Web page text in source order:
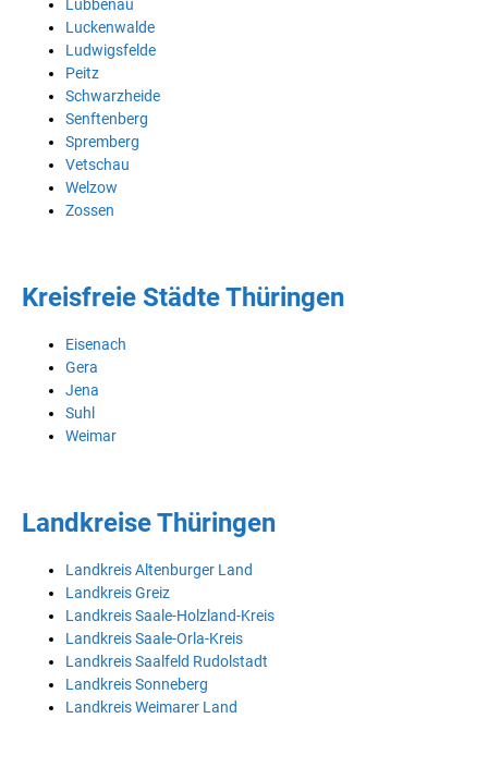
Lübbenau
Luckenwalde
Ludwigsfelde
Peitz
Schwarzheide
Senftenberg
Spremberg
Vetschau
Welzow
Zossen
Kreisfreie Städte Thüringen
Eisenach
Gera
Jena
Suhl
Weimar
Landkreise Thüringen
Landkreis Altenburger Land
Landkreis Greiz
Landkreis Saale-Holzland-Kreis
Landkreis Saale-Orla-Kreis
Landkreis Saalfeld Rudolstadt
Landkreis Sonneberg
Landkreis Weimarer Land